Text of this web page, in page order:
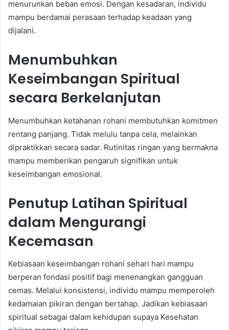
menurunkan beban emosi. Dengan kesadaran, individu
mampu berdamai perasaan terhadap keadaan yang
dijalani.
Menumbuhkan
Keseimbangan Spiritual
secara Berkelanjutan
Menumbuhkan ketahanan rohani membutuhkan komitmen
rentang panjang. Tidak melulu tanpa cela, melainkan
dipraktikkan secara sadar. Rutinitas ringan yang bermakna
mampu memberikan pengaruh signifikan untuk
keseimbangan emosional.
Penutup Latihan Spiritual
dalam Mengurangi
Kecemasan
Kebiasaan keseimbangan rohani sehari hari mampu
berperan fondasi positif bagi menenangkan gangguan
cemas. Melalui konsistensi, individu mampu memperoleh
kedamaian pikiran dengan bertahap. Jadikan kebiasaan
spiritual sebagai dalam kehidupan supaya Kesehatan